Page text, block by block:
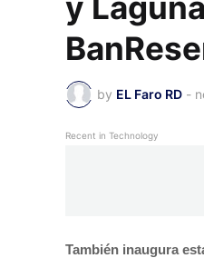
by EL Faro RD -
Recent in Technology
También inaugura